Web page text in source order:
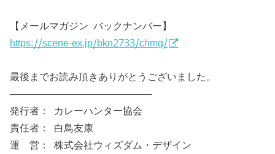
【メールマガジン バックナンバー】
https://scene-ex.jp/bkn2733/chmg/
最後までお読み頂きありがとうございました。
─────────────────────
発行者： カレーハンター協会
責任者： 白鳥友康
運 営： 株式会社ウィズダム・デザイン